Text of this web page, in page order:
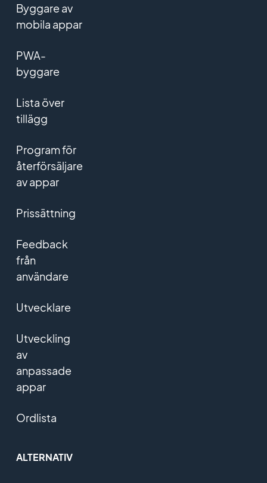
Byggare av
mobila appar
PWA-
byggare
Lista över
tillägg
Program för
återförsäljare
av appar
Prissättning
Feedback
från
användare
Utvecklare
Utveckling
av
anpassade
appar
Ordlista
ALTERNATIV